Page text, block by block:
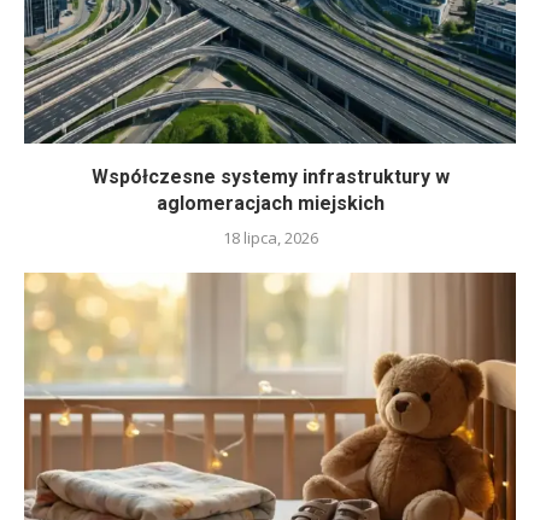
Współczesne systemy infrastruktury w
aglomeracjach miejskich
18 lipca, 2026